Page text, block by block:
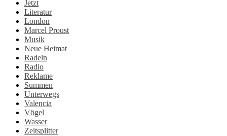
Jetzt
Literatur
London
Marcel Proust
Musik
Neue Heimat
Radeln
Radio
Reklame
Summen
Unterwegs
Valencia
Vögel
Wasser
Zeitsplitter